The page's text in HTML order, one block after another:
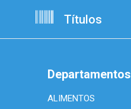
Títulos
Departamentos
ALIMENTOS